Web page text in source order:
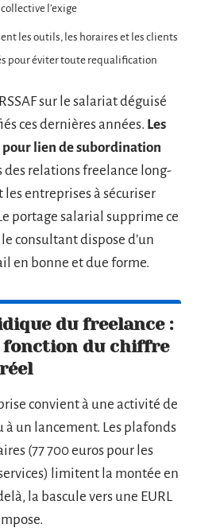
l’exige
les outils, les horaires et les clients
pour éviter toute requalification
sur le salariat déguisé
ces dernières années. Les
pour lien de subordination
des relations freelance long-
entreprises à sécuriser
portage salarial supprime ce
consultant dispose d’un
en bonne et due forme.
du freelance :
fonction du chiffre
convient à une activité de
à un lancement. Les plafonds
(77 700 euros pour les
limitent la montée en
la bascule vers une EURL